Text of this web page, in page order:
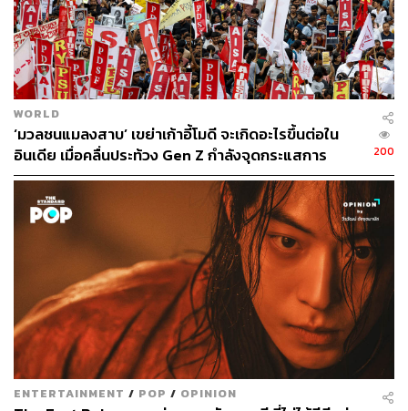
อินไซต์สำคัญที่ Wisesight Research พบคือปรากฏการณ์
‘Generational Style Swap’ หรือการสลับสไตล์ข้ามรุ่น โดย
คนรุ่นใหม่เริ่มหันกลับไปหา Nostalgia ผ่านกล้องฟิล์ม, กล้อง
CCD และแผ่นเสียง เพื่อมองหาความรู้สึกแบบ Authentic ที่
ต่างจากโลกดิจิทัลที่สมบูรณ์แบบเกินไป
ในทางกลับกัน คนรุ่นก่อนเริ่มเปิดรับวัฒนธรรมของคนรุ่น
ใหม่มากขึ้น ทั้งการแต่งตัวแบบ Streetwear, การใช้คำแสลง
และการทำคอนเทนต์วิดีโอสั้น
ปรากฏการณ์นี้สะท้อนว่าอายุเริ่มมีผลต่อรสนิยมน้อยลง ขณะ
ที่ตัวตนกลายเป็นสิ่งที่ผู้บริโภคอยากสื่อสารมากกว่าเดิม ซึ่ง
เป็นสัญญาณว่าแบรนด์อาจแบ่งกลุ่มผู้บริโภคด้วย
Demographic เพียงอย่างเดียวไม่ได้อีกต่อไป
5 เรื่องที่ทุกวัยพูดถึง แต่ตีความต่างกัน
WORLD
‘มวลชนแมลงสาบ’ เขย่าเก้าอี้โมดี จะเกิดอะไรขึ้นต่อใน
อินเดีย เมื่อคลื่นประท้วง Gen Z กำลังจุดกระแสการ
เปลี่ยนแปลง
200
ENTERTAINMENT / POP / OPINION